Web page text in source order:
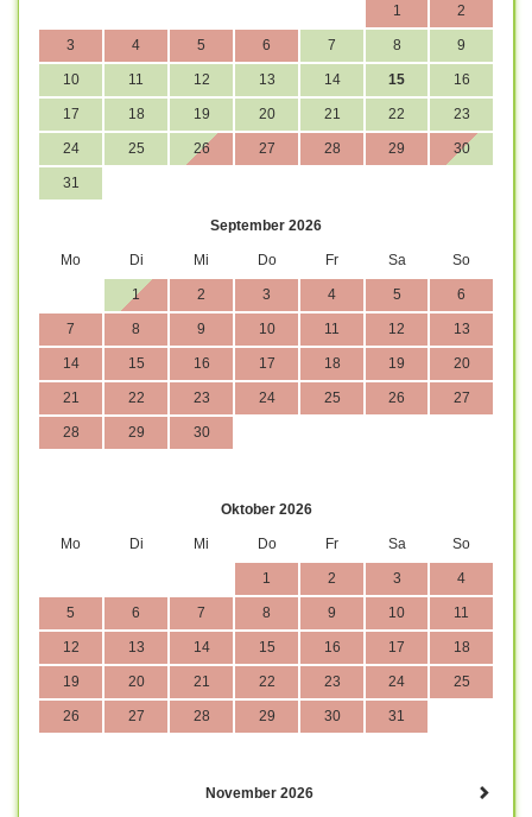
1 2
3 4 5 6 7 8 9
10 11 12 13 14 15 16
17 18 19 20 21 22 23
24 25 26 27 28 29 30
31
September 2026
Mo Di Mi Do Fr Sa So
1 2 3 4 5 6
7 8 9 10 11 12 13
14 15 16 17 18 19 20
21 22 23 24 25 26 27
28 29 30
Oktober 2026
Mo Di Mi Do Fr Sa So
1 2 3 4
5 6 7 8 9 10 11
12 13 14 15 16 17 18
19 20 21 22 23 24 25
26 27 28 29 30 31
November 2026